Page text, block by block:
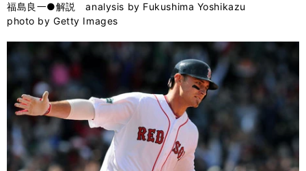
バ
福島良一●解説 analysis by Fukushima Yoshikazu
photo by Getty Images